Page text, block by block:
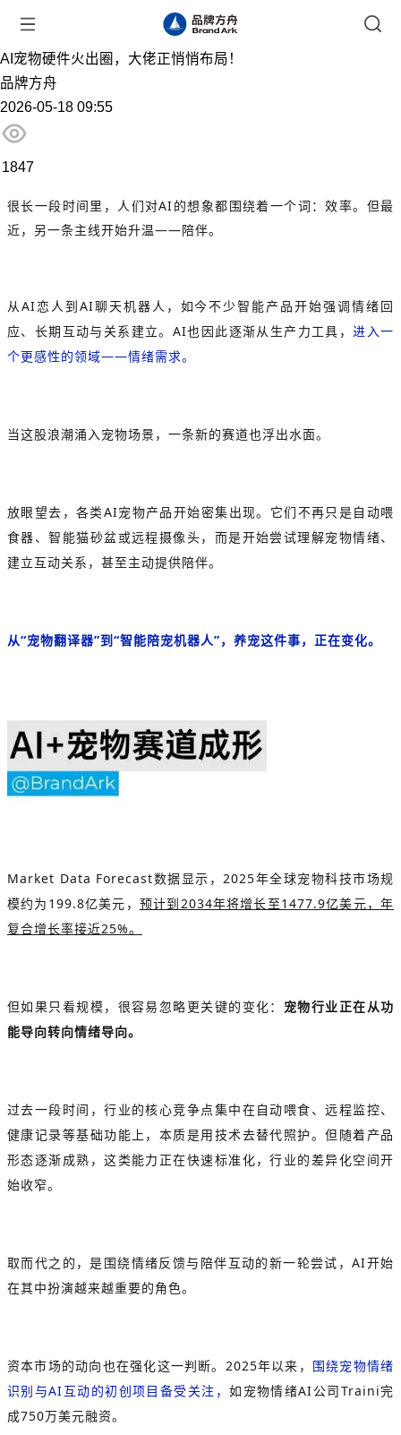
AI宠物硬件火出圈，大佬正悄悄布局！
品牌方舟
2026-05-18 09:55
1847
很长一段时间里，人们对AI的想象都围绕着一个词：效率。但最
近，另一条主线开始升温——陪伴。
从AI恋人到AI聊天机器人，如今不少智能产品开始强调情绪回
应、长期互动与关系建立。AI也因此逐渐从生产力工具，进入一
个更感性的领域——情绪需求。
当这股浪潮涌入宠物场景，一条新的赛道也浮出水面。
放眼望去，各类AI宠物产品开始密集出现。它们不再只是自动喂
食器、智能猫砂盆或远程摄像头，而是开始尝试理解宠物情绪、
建立互动关系，甚至主动提供陪伴。
从“宠物翻译器”到“智能陪宠机器人”，养宠这件事，正在变化。
Market Data Forecast数据显示，2025年全球宠物科技市场规
模约为199.8亿美元， 预计到2034年将增长至1477.9亿美元，年
复合增长率接近25%。
但如果只看规模，很容易忽略更关键的变化： 宠物行业正在从功
能导向转向情绪导向。
过去一段时间，行业的核心竞争点集中在自动喂食、远程监控、
健康记录等基础功能上，本质是用技术去替代照护。但随着产品
形态逐渐成熟，这类能力正在快速标准化，行业的差异化空间开
始收窄。
取而代之的，是围绕情绪反馈与陪伴互动的新一轮尝试，AI开始
在其中扮演越来越重要的角色。
资本市场的动向也在强化这一判断。2025年以来， 围绕宠物情绪
识别与AI互动的初创项目备受关注，如宠物情绪AI公司Traini完
成750万美元融资。